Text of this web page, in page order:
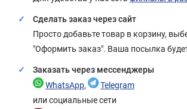
Сделать заказ через сайт
Просто добавьте товар в корзину,
"Оформить заказ". Ваша посылка
Заказать через мессенджеры
WhatsApp,
Telegram
или социальные сети